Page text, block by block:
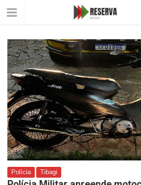
Polícia Tibagi